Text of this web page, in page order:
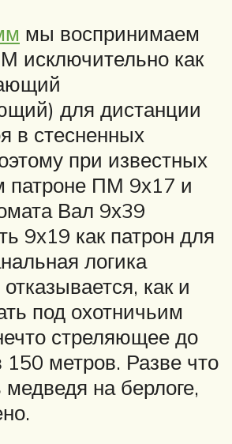
мы воспринимаем
исключительно как
для дистанции
в стесненных
при известных
патроне ПМ 9х17 и
Вал 9х39
9х19 как патрон для
логика
как и
под охотничьим
стреляющее до
метров. Разве что
медведя на берлоге,